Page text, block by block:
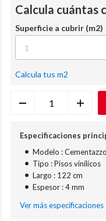
Calcula cuántas
Superficie a cubrir (m2)
Calcula tus m2
Especificaciones
• Modelo : Cementazzo
• Tipo : Pisos vinílicos
• Largo : 122 cm
• Espesor : 4 mm
Ver más especificaciones